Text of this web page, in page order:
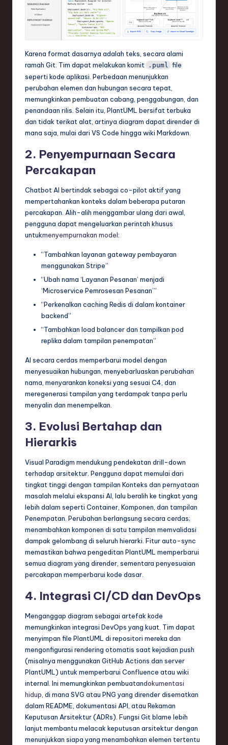
Karena format dasarnya adalah teks, secara alami
ramah Git. Tim dapat melakukan komit
.puml file
seperti kode aplikasi. Perbedaan menunjukkan
perubahan elemen dan hubungan secara tepat,
memungkinkan pembuatan cabang, penggabungan, dan
penandaan rilis. Selain itu, PlantUML bersifat terbuka
dan tidak terikat alat, artinya diagram dapat dirender di
mana saja, mulai dari VS Code hingga wiki Markdown.
2. Penyempurnaan Secara
Percakapan
Chatbot AI bertindak sebagai co-pilot aktif yang
mempertahankan konteks dalam beberapa putaran
percakapan. Alih-alih menggambar ulang dari awal,
pengguna dapat mengeluarkan perintah khusus
untukmenyempurnakan model:
“Tambahkan layanan gateway pembayaran
menggunakan Stripe”
“Ubah nama ‘Layanan Pesanan’ menjadi
‘Microservice Pemrosesan Pesanan’”
“Perkenalkan caching Redis di dalam kontainer
backend”
“Tambahkan load balancer dan tampilkan pod
replika dalam tampilan penempatan”
AI secara cerdas memperbarui model dengan
menyesuaikan hubungan, menyebarluaskan perubahan
nama, menyarankan koneksi yang sesuai C4, dan
meregenerasi tampilan yang terdampak tanpa perlu
menyalin dan menempelkan.
3. Evolusi Bertahap dan
Hierarkis
Visual Paradigm mendukung pendekatan drill-down
terhadap arsitektur. Pengguna dapat memulai dari
tingkat tinggi dengan tampilan Konteks dan pernyataan
masalah melalui ekspansi AI, lalu beralih ke tingkat yang
lebih dalam seperti Container, Komponen, dan tampilan
Penempatan. Perubahan berlangsung secara cerdas;
menambahkan komponen di satu tampilan memvalidasi
dampak gelombang di seluruh hierarki. Fitur auto-sync
memastikan bahwa pengeditan PlantUML memperbarui
semua diagram yang dirender, sementara penyesuaian
percakapan memperbarui kode dasar.
4. Integrasi CI/CD dan DevOps
Menganggap diagram sebagai artefak kode
memungkinkan integrasi DevOps yang kuat. Tim dapat
menyimpan file PlantUML di repositori mereka dan
mengonfigurasi rendering otomatis saat kejadian push
(misalnya menggunakan GitHub Actions dan server
PlantUML) untuk memperbarui Confluence atau wiki
internal. Ini memungkinkan pembuatandokumentasi
hidup , di mana SVG atau PNG yang dirender disematkan
dalam README, dokumentasi API, atau Rekaman
Keputusan Arsitektur (ADRs). Fungsi Git blame lebih
lanjut membantu melacak keputusan arsitektur dengan
menunjukkan siapa yang menambahkan elemen tertentu